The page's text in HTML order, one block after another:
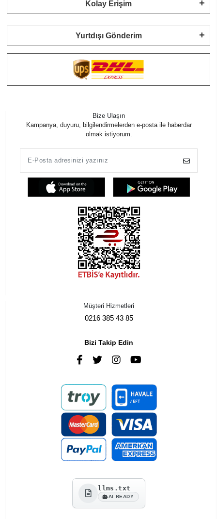
Kolay Erişim
Yurtdışı Gönderim
Bize Ulaşın
Kampanya, duyuru, bilgilendirmelerden e-posta ile haberdar
olmak istiyorum.
Müşteri Hizmetleri
0216 385 43 85
Bizi Takip Edin
llms.txt
AI READY